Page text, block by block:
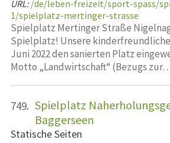
URL: /de/leben-freizeit/sport-spass/
1/spielplatz-mertinger-strasse
Spielplatz Mertinger Straße
Spielplatz! Unsere
Juni 2022 den sanierten Platz
Motto „Landwirtschaft“ (Bezugs
749. Spielplatz
Baggerseen
Statische Seiten